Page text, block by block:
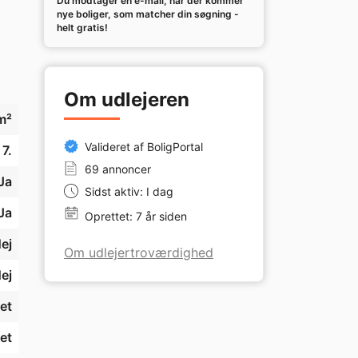
7.
nye boliger, som matcher din søgning -
helt gratis!
Om udlejeren
Valideret af BoligPortal
69 annoncer
Sidst aktiv: I dag
Oprettet: 7 år siden
Om udlejertroværdighed